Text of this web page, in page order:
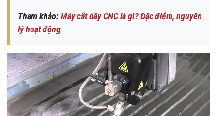
Tham khảo:Máy cắt dây CNC là gì? Đặc điểm, nguyên
lý hoạt động